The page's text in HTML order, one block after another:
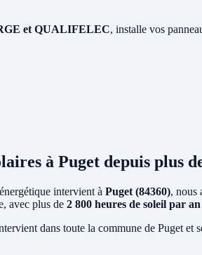
et QUALIFELEC, installe vos
à Puget depuis plus
intervient à Puget (84360), nous
avec plus de 2 800 heures de soleil par an
dans toute la commune de Puget et